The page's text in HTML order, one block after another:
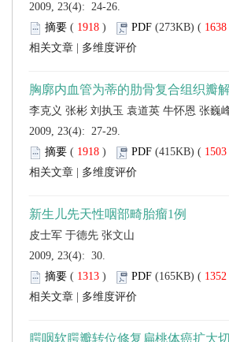
2009, 23(4): 24-26.
(
) 1638
2009, 23(4): 27-29.
(
) 1503
2009, 23(4): 30.
(
) 1352